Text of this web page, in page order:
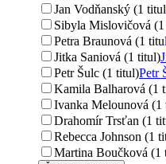
Jan Vodňanský (1
Sibyla Mislovičová
Petra Braunová (1
Jitka Saniová (1 titul)
Petr Šulc (1 titul)Petr
Kamila Balharová (1
Ivanka Melounová (1
Drahomír Trsťan (1
Rebecca Johnson (1
Martina Boučková (1